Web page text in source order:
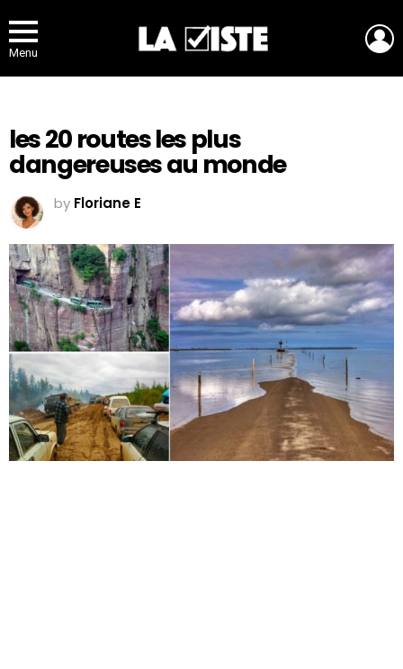
Menu
les 20 routes les plus
dangereuses au monde
by Floriane E